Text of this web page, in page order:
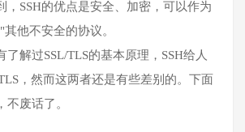
，SSH的优点是安全、加密，可以作为
他不安全的协议。
解过SSL/TLS的基本原理，SSH给人
，然而这两者还是有些差别的。下面
不废话了。